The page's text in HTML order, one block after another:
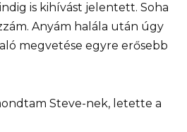
is kihívást jelentett. Soha
Anyám halála után úgy
megvetése egyre erősebb
Steve-nek, letette a